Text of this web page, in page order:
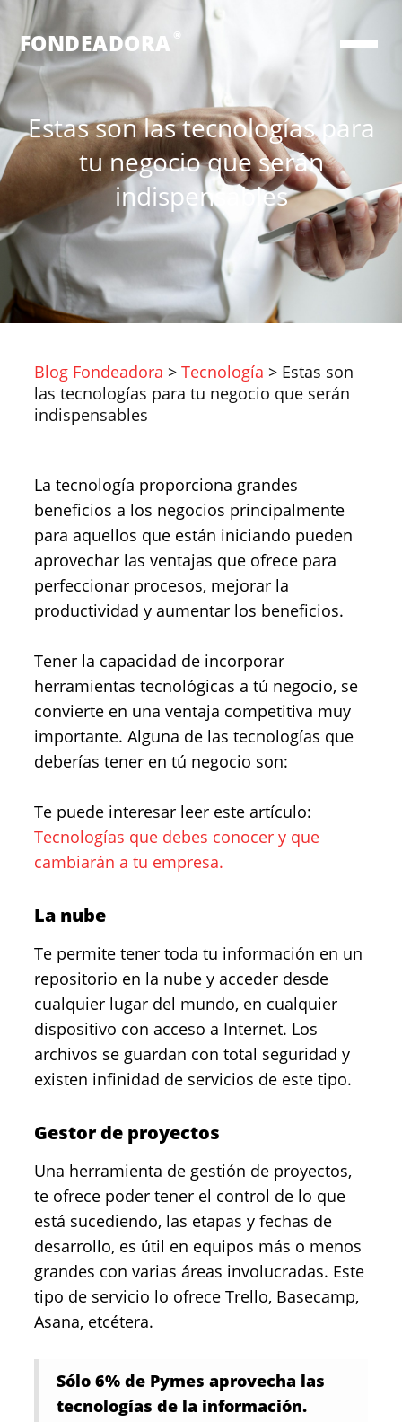
FONDEADORA ®
Estas son las tecnologías para
tu negocio que serán
indispensables
Blog Fondeadora > Tecnología > Estas son
las tecnologías para tu negocio que serán
indispensables
La tecnología proporciona grandes
beneficios a los negocios principalmente
para aquellos que están iniciando pueden
aprovechar las ventajas que ofrece para
perfeccionar procesos, mejorar la
productividad y aumentar los beneficios.
Tener la capacidad de incorporar
herramientas tecnológicas a tú negocio, se
convierte en una ventaja competitiva muy
importante. Alguna de las tecnologías que
deberías tener en tú negocio son:
Te puede interesar leer este artículo:
Tecnologías que debes conocer y que
cambiarán a tu empresa.
La nube
Te permite tener toda tu información en un
repositorio en la nube y acceder desde
cualquier lugar del mundo, en cualquier
dispositivo con acceso a Internet. Los
archivos se guardan con total seguridad y
existen infinidad de servicios de este tipo.
Gestor de proyectos
Una herramienta de gestión de proyectos,
te ofrece poder tener el control de lo que
está sucediendo, las etapas y fechas de
desarrollo, es útil en equipos más o menos
grandes con varias áreas involucradas. Este
tipo de servicio lo ofrece Trello, Basecamp,
Asana, etcétera.
Sólo 6% de Pymes aprovecha las
tecnologías de la información.